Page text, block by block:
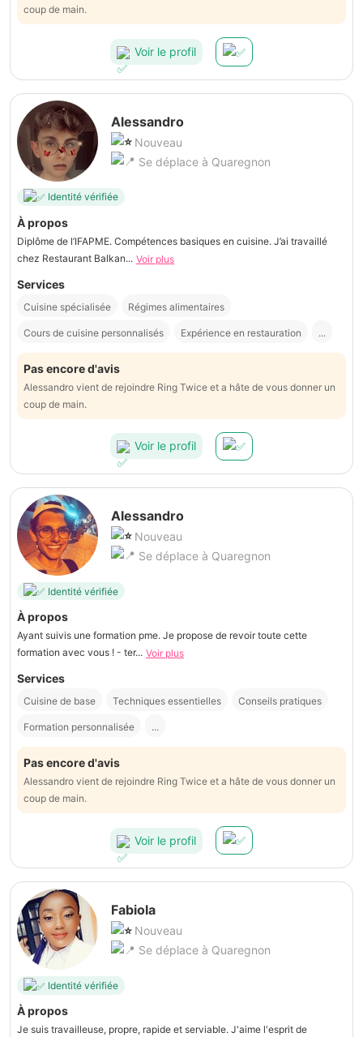
coup de main.
Voir le profil
Alessandro
Nouveau
Se déplace à Quaregnon
Identité vérifiée
À propos
Diplôme de l’IFAPME. Compétences basiques en cuisine. J’ai travaillé
chez Restaurant Balkan... Voir plus
Services
Cuisine spécialisée Régimes alimentaires
Cours de cuisine personnalisés Expérience en restauration ...
Pas encore d'avis
Alessandro vient de rejoindre Ring Twice et a hâte de vous donner un
coup de main.
Voir le profil
Alessandro
Nouveau
Se déplace à Quaregnon
Identité vérifiée
À propos
Ayant suivis une formation pme. Je propose de revoir toute cette
formation avec vous ! - ter... Voir plus
Services
Cuisine de base Techniques essentielles Conseils pratiques
Formation personnalisée ...
Pas encore d'avis
Alessandro vient de rejoindre Ring Twice et a hâte de vous donner un
coup de main.
Voir le profil
Fabiola
Nouveau
Se déplace à Quaregnon
Identité vérifiée
À propos
Je suis travailleuse, propre, rapide et serviable. J'aime l'esprit de